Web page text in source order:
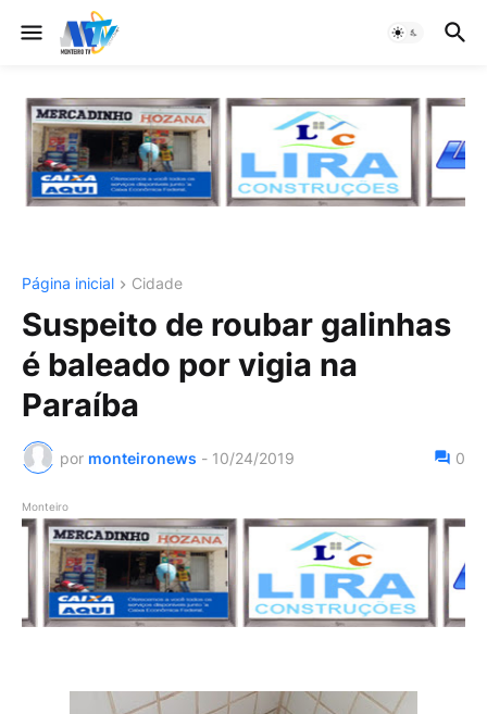
Página inicial Cidade
Suspeito de roubar galinhas
é baleado por vigia na
Paraíba
por monteironews - 10/24/2019 0
Monteiro